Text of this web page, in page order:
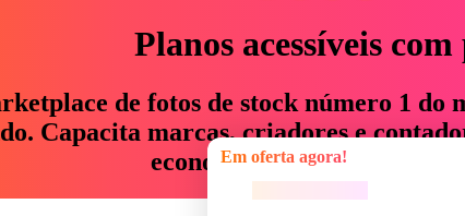
Planos acessíveis
de fotos de stock número 1 do
Capacita marcas, criadores e
economizam até 76% em
Em oferta agora!